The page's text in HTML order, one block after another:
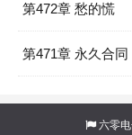
第472章 愁的慌
第471章 永久合同
六零